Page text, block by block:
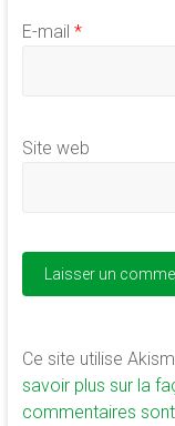
E-mail *
Site web
Ce site utilise
savoir plus sur la
commentaires